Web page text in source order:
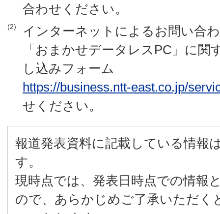
合わせください。
(2)
インターネットによるお問い合
「おまかせデータレスPC」に関
し込みフォーム
https://business.ntt-east.co.jp/
せください。
報道発表資料に記載している情報
す。
現時点では、発表日時点での情報
ので、あらかじめご了承いただく